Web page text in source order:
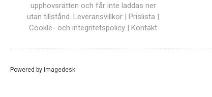
upphovsrätten och får inte laddas ner
utan tillstånd. Leveransvillkor | Prislista |
Cookle- och integritetspolicy | Kontakt
Powered by Imagedesk